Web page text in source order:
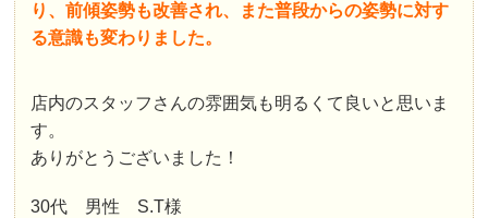
り、前傾姿勢も改善され、また普段からの姿勢に対す
る意識も変わりました。
店内のスタッフさんの雰囲気も明るくて良いと思いま
す。
ありがとうございました！
30代 男性 S.T様